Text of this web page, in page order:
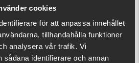
cookies
för att anpassa innehållet
tillhandahålla funktioner
analysera vår trafik. Vi
sådana identifierare och annan
här produkten ger dig 118 fishcoins nu!
Vad är detta?
INFORMATION